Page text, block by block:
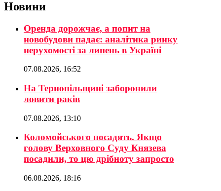
Новини
Оренда дорожчає, а попит на
новобудови падає: аналітика ринку
нерухомості за липень в Україні
07.08.2026, 16:52
На Тернопільщині заборонили
ловити раків
07.08.2026, 13:10
Коломойського посадять. Якщо
голову Верховного Суду Князева
посадили, то цю дрібноту запросто
06.08.2026, 18:16